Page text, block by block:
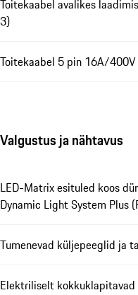
Toitekaabel avalikes
3)
Toitekaabel 5 pin 16A/
Valgustus ja nähtavus
LED-Matrix esituled koos
Dynamic Light System Plus
Tumenevad küljepeeglid ja
Elektriliselt